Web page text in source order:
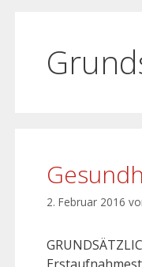
2. Februar 2016